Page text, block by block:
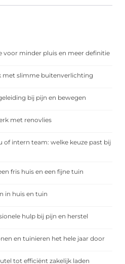
voor minder pluis en meer definitie
met slimme buitenverlichting
bij pijn en bewegen
met renovlies
intern team: welke keuze past bij
fris huis en een fijne tuin
in huis en tuin
hulp bij pijn en herstel
en tuinieren het hele jaar door
tot efficiënt zakelijk laden